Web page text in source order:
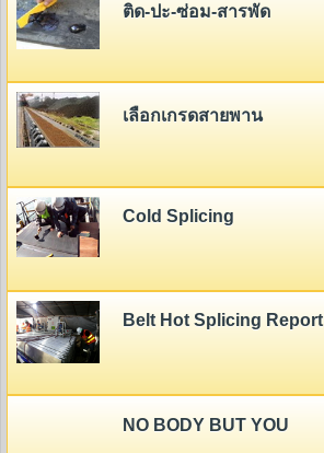
ติด-ปะ-ซ่อม-สารพัด
เลือกเกรดสายพาน
Cold Splicing
Belt Hot Splicing Report
NO BODY BUT YOU